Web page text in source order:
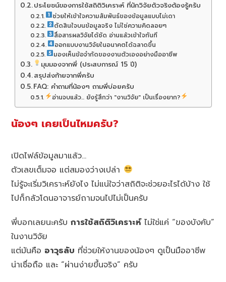
ประโยชน์ของการใช้สถิติวิเคราะห์ ที่นักวิจัยตัวจริงต้องรู้ครับ
ช่วยให้เข้าใจความสัมพันธ์ของข้อมูลแบบไม่เดา
ตัดสินใจบนข้อมูลจริง ไม่ใช่ความคิดลอยๆ
สื่อสารผลวิจัยได้ชัด อ่านแล้วเข้าใจทันที
ออกแบบงานวิจัยในอนาคตได้ฉลาดขึ้น
มองเห็นข้อจำกัดของงานตัวเองอย่างมืออาชีพ
มุมมองจากพี่ (ประสบการณ์ 15 ปี)
สรุปส่งท้ายจากพี่ครับ
FAQ: คำถามที่น้องๆ ถามพี่บ่อยครับ
อ่านจบแล้ว... ยังรู้สึกว่า "งานวิจัย" เป็นเรื่องยาก?
น้องๆ เคยเป็นไหมครับ?
เปิดไฟล์ข้อมูลมาแล้ว…
ตัวเลขเต็มจอ แต่สมองว่างเปล่า
ไม่รู้จะเริ่มวิเคราะห์ยังไง ไม่แน่ใจว่าสถิติจะช่วยอะไรได้บ้าง ใช้
ไปก็กลัวโดนอาจารย์ถามจนไปไม่เป็นครับ
พี่บอกเลยนะครับการใช้สถิติวิเคราะห์ไม่ใช่แค่ “ของบังคับ”
ในงานวิจัย
แต่มันคือ อาวุธลับ ที่ช่วยให้งานของน้องๆ ดูเป็นมืออาชีพ
น่าเชื่อถือ และ “ผ่านง่ายขึ้นจริง” ครับ